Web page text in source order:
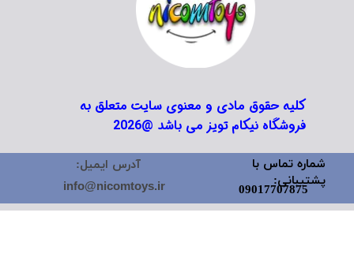
کلیه حقوق مادی و معنوی سایت متعلق به
فروشگاه نیکام تویز می باشد @2026
شماره تماس با
پشتیبانی:
09017707875
آدرس ایمیل:
info@nicomtoys.ir